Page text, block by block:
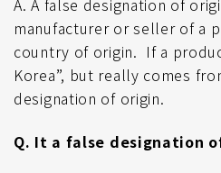
A. A false designation of
manufacturer or seller of a
country of origin. If a
Korea”, but really comes
designation of origin.
Q. It a false designation